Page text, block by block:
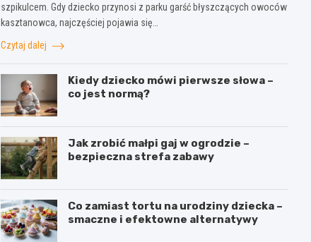
szpikulcem. Gdy dziecko przynosi z parku garść błyszczących owoców
kasztanowca, najczęściej pojawia się…
Czytaj dalej
Kiedy dziecko mówi pierwsze słowa –
co jest normą?
Jak zrobić małpi gaj w ogrodzie –
bezpieczna strefa zabawy
Co zamiast tortu na urodziny dziecka –
smaczne i efektowne alternatywy